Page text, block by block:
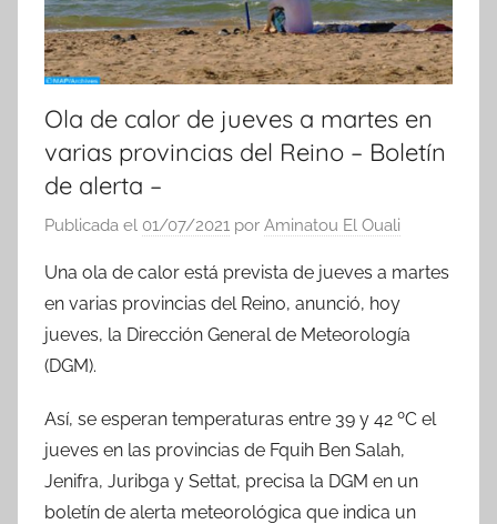
Ola de calor de jueves a martes en
varias provincias del Reino – Boletín
de alerta –
Publicada el 01/07/2021 por Aminatou El Ouali
Una ola de calor está prevista de jueves a martes
en varias provincias del Reino, anunció, hoy
jueves, la Dirección General de Meteorología
(DGM).
Así, se esperan temperaturas entre 39 y 42 ºC el
jueves en las provincias de Fquih Ben Salah,
Jenifra, Juribga y Settat, precisa la DGM en un
boletín de alerta meteorológica que indica un